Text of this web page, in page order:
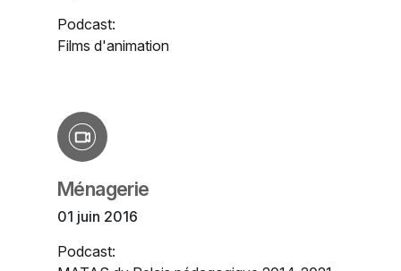
Podcast:
Films d'animation
Ménagerie
01 juin 2016
Podcast: